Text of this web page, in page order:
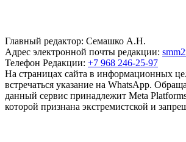
Главный редактор: Семашко А.Н.
Адрес электронной почты редакции:
Телефон Редакции: +7 968 246-25-97
На страницах сайта в информационных
встречаться указание на WhatsApp.
данный сервис принадлежит Meta
которой признана экстремистской и